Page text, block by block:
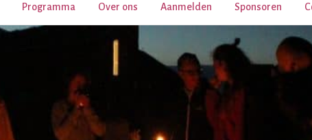
Programma Over ons Aanmelden Sponsoren